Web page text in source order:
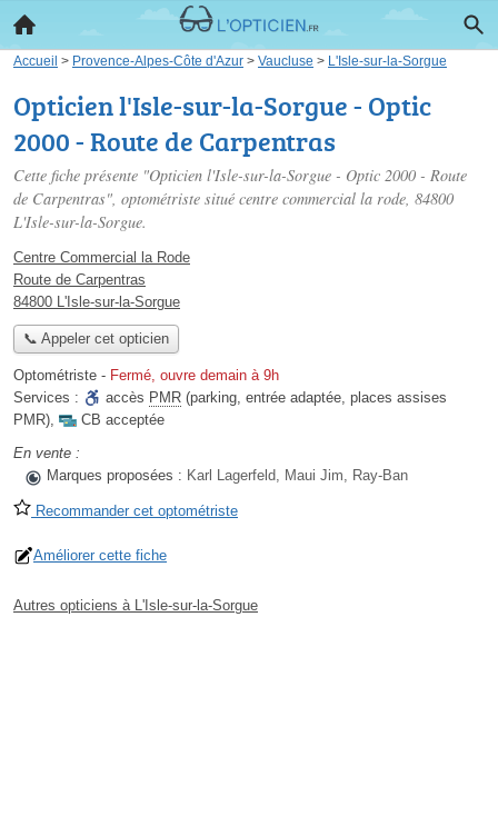
Accueil > Provence-Alpes-Côte d'Azur > Vaucluse > L'Isle-sur-la-Sorgue
Opticien l'Isle-sur-la-Sorgue - Optic
2000 - Route de Carpentras
Cette fiche présente "Opticien l'Isle-sur-la-Sorgue - Optic 2000 - Route
de Carpentras", optométriste situé centre commercial la rode, 84800
L'Isle-sur-la-Sorgue.
Centre Commercial la Rode
Route de Carpentras
84800 L'Isle-sur-la-Sorgue
📞 Appeler cet opticien
Optométriste - Fermé, ouvre demain à 9h
Services :
accès PMR (parking, entrée adaptée, places assises
PMR),
CB acceptée
En vente :
Marques proposées : Karl Lagerfeld, Maui Jim, Ray-Ban
Recommander cet optométriste
Améliorer cette fiche
Autres opticiens à L'Isle-sur-la-Sorgue